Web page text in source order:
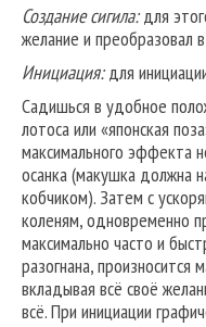
Создание сигила:для
желание и преобразовал
Инициация:для
Садишься в удобное
лотоса или «японская
максимального эффекта
осанка (макушка должна
кобчиком). Затем с
коленям, одновременно
максимально часто и
разогнана, произносится
вкладывая всё своё
всё. При инициации